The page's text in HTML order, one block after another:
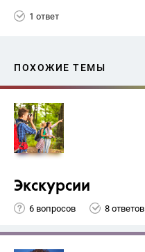
1 ответ
ПОХОЖИЕ ТЕМЫ
Экскурсии
6 вопросов 8 ответов